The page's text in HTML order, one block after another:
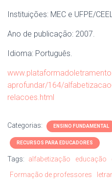
Instituições: MEC e UFPE/
Ano de publicação: 2007.
Idioma: Português.
aprofundar/164/
relacoes.html
Categorias: ENSINO FUNDAMENTAL
RECURSOS PARA EDUCADORES
Tags: alfabetização educação
Formação de professores